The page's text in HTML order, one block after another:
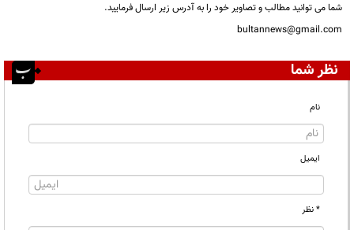
شما می توانید مطالب و تصاویر خود را به آدرس زیر ارسال فرمایید.
bultannews@gmail.com
نظر شما
نام
ایمیل
* نظر